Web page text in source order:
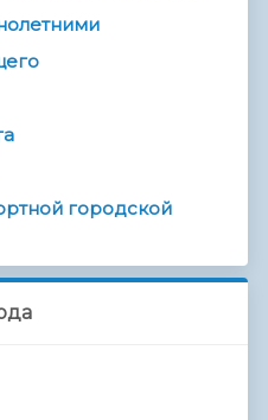
городской